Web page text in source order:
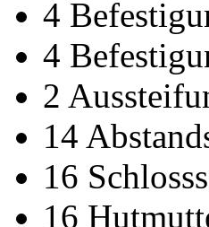
4
4
2
14
16
16